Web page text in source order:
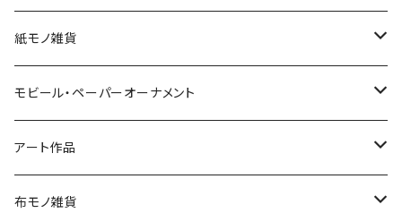
紙モノ雑貨
切り絵グリーティングカード
LED用ペーパーシェード
ポストカード
モビール・ペーパーオーナメント
モビール
ペーパーオーナメント
アート作品
ポスター
布モノ雑貨